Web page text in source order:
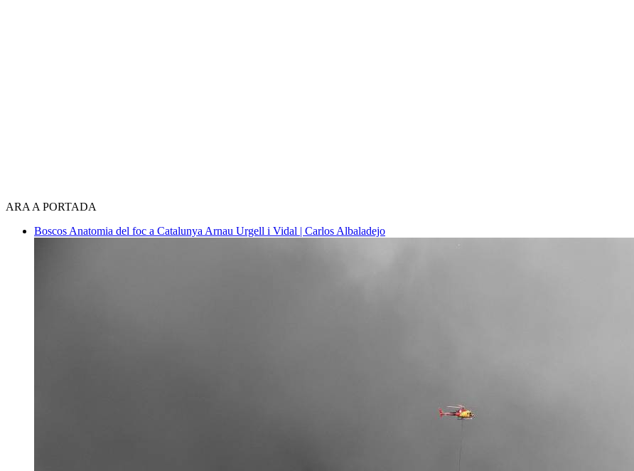
ARA A PORTADA
Boscos Anatomia del foc a Catalunya Arnau Urgell i Vidal | Carlos Albaladejo